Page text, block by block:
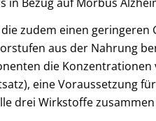
zudem einen
aus der Nahrung
die
eine Voraussetzung
drei Wirkstoffe